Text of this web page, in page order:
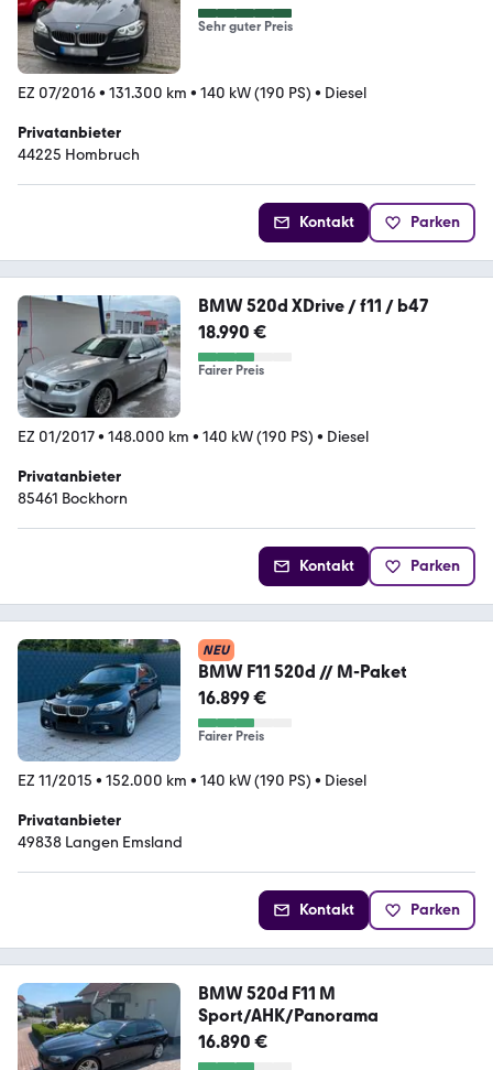
Sehr guter Preis
EZ 07/2016• 131.300 km • 140 kW (190 PS) • Diesel
Privatanbieter
44225 Hombruch
Kontakt Parken
BMW 520d XDrive / f11 / b47
18.990 €
Fairer Preis
EZ 01/2017• 148.000 km • 140 kW (190 PS) • Diesel
Privatanbieter
85461 Bockhorn
Kontakt Parken
NEU
BMW F11 520d // M-Paket
16.899 €
Fairer Preis
EZ 11/2015 • 152.000 km • 140 kW (190 PS) • Diesel
Privatanbieter
49838 Langen Emsland
Kontakt Parken
BMW 520d F11 M
Sport/AHK/Panorama
16.890 €